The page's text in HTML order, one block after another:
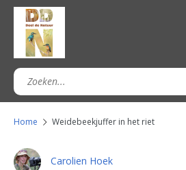
Home Weidebeekjuffer in het riet
Carolien Hoek